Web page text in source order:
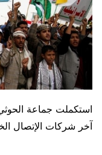
استكملت جماعة
آخر شركات الإتصال